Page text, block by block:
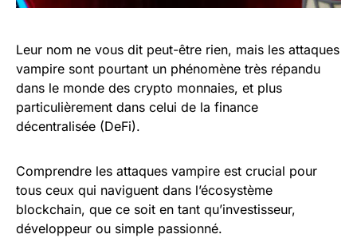
Leur nom ne vous dit peut-être rien, mais les attaques
vampire sont pourtant un phénomène très répandu
dans le monde des crypto monnaies, et plus
particulièrement dans celui de la finance
décentralisée (DeFi).
Comprendre les attaques vampire est crucial pour
tous ceux qui naviguent dans l’écosystème
blockchain, que ce soit en tant qu’investisseur,
développeur ou simple passionné.